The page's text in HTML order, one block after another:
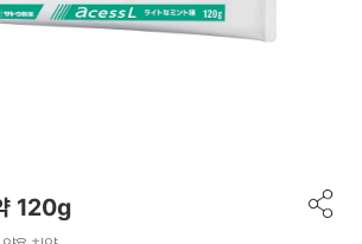
120g